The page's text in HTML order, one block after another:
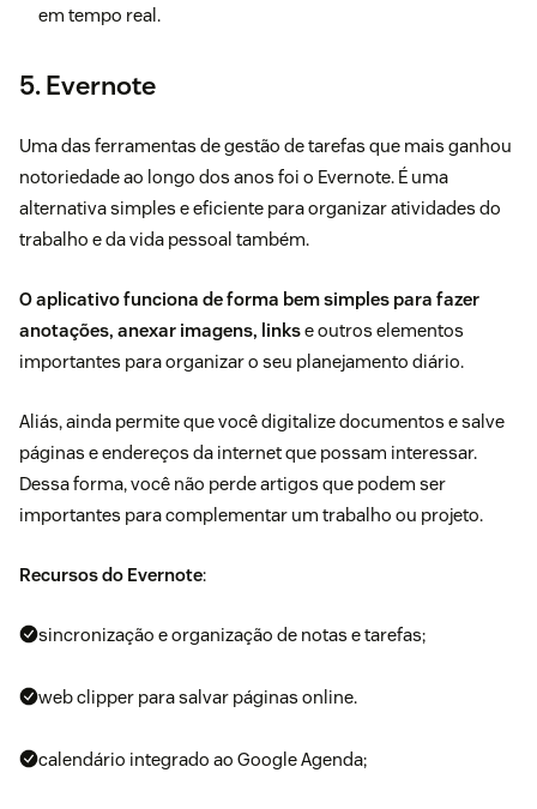
em tempo real.
5. Evernote
Uma das ferramentas de gestão de tarefas que mais ganhou
notoriedade ao longo dos anos foi o Evernote. É uma
alternativa simples e eficiente para organizar atividades do
trabalho e da vida pessoal também.
O aplicativo funciona de forma bem simples para fazer
anotações, anexar imagens, linkse outros elementos
importantes para organizar o seu planejamento diário.
Aliás, ainda permite que você digitalize documentos e salve
páginas e endereços da internet que possam interessar.
Dessa forma, você não perde artigos que podem ser
importantes para complementar um trabalho ou projeto.
Recursos do Evernote:
sincronização e organização de notas e tarefas;
web clipper para salvar páginas online.
calendário integrado ao Google Agenda;